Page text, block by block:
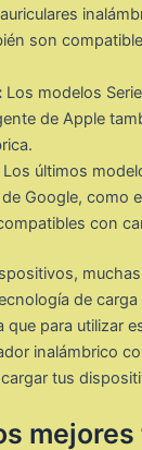
son
Los modelos
de Apple
Los últimos
Google, como
con
de
que para utilizar
inalámbrico
tus